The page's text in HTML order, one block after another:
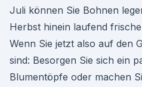
Juli können Sie Bohnen
Herbst hinein laufend
Wenn Sie jetzt also auf den
sind: Besorgen Sie sich ein
Blumentöpfe oder machen